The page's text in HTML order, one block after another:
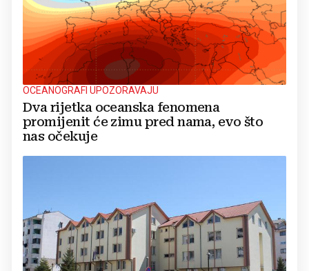
OCEANOGRAFI UPOZORAVAJU
Dva rijetka oceanska fenomena
promijenit će zimu pred nama, evo što
nas očekuje